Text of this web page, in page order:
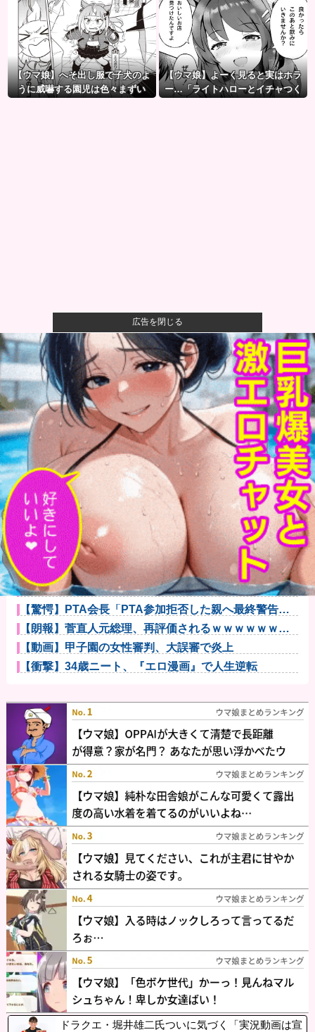
【ウマ娘】へそ出し服で子犬のよ
うに威嚇する園児は色々まずい
【ウマ娘】よーく見ると実はホラ
ー…「ライトハローとイチャつく
【悲報】坂口杏里を家に住ませてあげた結果ｗｗｗｗ
【衝撃】ジャンポケ斎藤の犯行、生々しすぎて勃起し
てしまうレベ...
【悲報】イオン、完全にヤケクソになるｗｗｗｗ
【速報】USスチール、1800億円の黒字
wwwwwwwwww...
【画像あり】お前らはこの「ラーメン+半チャーハン
+餃子」にい...
6千万円の韓国大統領の車を「安全」と絶賛した某メデ
ィア、高市...
【特攻隊員の本音】「ああァ、だまされちゃった。今
度生れる時は...
打球が顔面直撃の渡部聖弥、眼窩底骨折との診断他
【動画】あのちゃん、また我々をシコらすｗｗｗｗｗ
ｗｗｗｗｗｗ...
【悲報】ワイのバイク、バッテリーが上がる他
【驚愕】PTA会長「PTA参加拒否した親へ最終警告。
こうなっ...
【朗報】菅直人元総理、再評価されるｗｗｗｗｗｗｗ
ｗｗｗｗｗｗ...
【動画】甲子園の女性審判、大誤審で炎上
【衝撃】34歳ニート、『エロ漫画』で人生逆転
ドラクエ・堀井雄二氏ついに気づく「実況動画は宣
広告を閉じる